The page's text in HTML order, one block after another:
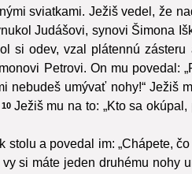
sviatkami. Ježiš vedel, že
Judášovi, synovi Šimona
si odev, vzal plátennú zásteru
Petrovi. On mu povedal:
nebudeš umývať nohy!“ Ježiš
10 Ježiš mu na to: „Kto sa
a povedal im: „Chápete,
si máte jeden druhému nohy